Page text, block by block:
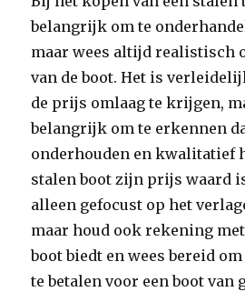
belangrijk om te
maar wees altijd realistisch
van de boot. Het is
de prijs omlaag te krijgen,
belangrijk om te erkennen
onderhouden en kwalitatief
stalen boot zijn prijs waard
alleen gefocust op het
maar houd ook rekening
boot biedt en wees bereid
te betalen voor een boot van